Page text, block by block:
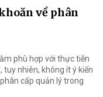
về phân
phù hợp với thực tiễn
tuy nhiên, không ít ý kiến
cấp quản lý trong